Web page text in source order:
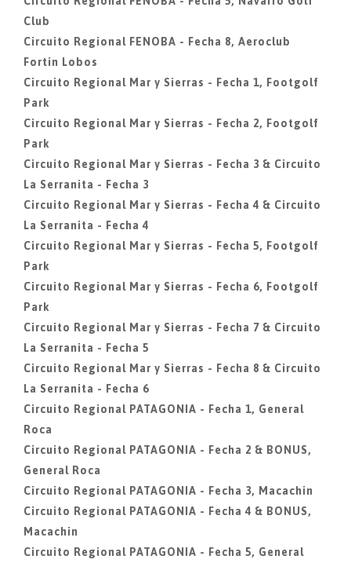
Club
Circuito Regional FENOBA - Fecha 8, Aeroclub
Fortin Lobos
Circuito Regional Mar y Sierras - Fecha 1, Footgolf
Park
Circuito Regional Mar y Sierras - Fecha 2, Footgolf
Park
Circuito Regional Mar y Sierras - Fecha 3 & Circuito
La Serranita - Fecha 3
Circuito Regional Mar y Sierras - Fecha 4 & Circuito
La Serranita - Fecha 4
Circuito Regional Mar y Sierras - Fecha 5, Footgolf
Park
Circuito Regional Mar y Sierras - Fecha 6, Footgolf
Park
Circuito Regional Mar y Sierras - Fecha 7 & Circuito
La Serranita - Fecha 5
Circuito Regional Mar y Sierras - Fecha 8 & Circuito
La Serranita - Fecha 6
Circuito Regional PATAGONIA - Fecha 1, General
Roca
Circuito Regional PATAGONIA - Fecha 2 & BONUS,
General Roca
Circuito Regional PATAGONIA - Fecha 3, Macachin
Circuito Regional PATAGONIA - Fecha 4 & BONUS,
Macachin
Circuito Regional PATAGONIA - Fecha 5, General